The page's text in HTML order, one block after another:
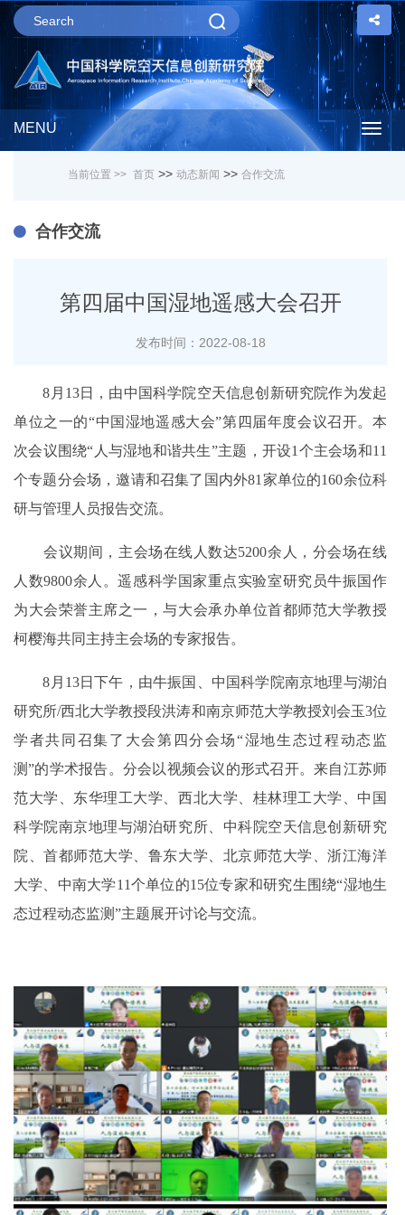
MENU
当前位置 >> 首页 >> 动态新闻 >> 合作交流
合作交流
第四届中国湿地遥感大会召开
发布时间：2022-08-18
8月13日，由中国科学院空天信息创新研究院作为发起
单位之一的“中国湿地遥感大会”第四届年度会议召开。本
次会议围绕“人与湿地和谐共生”主题，开设1个主会场和11
个专题分会场，邀请和召集了国内外81家单位的160余位科
研与管理人员报告交流。
会议期间，主会场在线人数达5200余人，分会场在线
人数9800余人。遥感科学国家重点实验室研究员牛振国作
为大会荣誉主席之一，与大会承办单位首都师范大学教授
柯樱海共同主持主会场的专家报告。
8月13日下午，由牛振国、中国科学院南京地理与湖泊
研究所/西北大学教授段洪涛和南京师范大学教授刘会玉3位
学者共同召集了大会第四分会场“湿地生态过程动态监
测”的学术报告。分会以视频会议的形式召开。来自江苏师
范大学、东华理工大学、西北大学、桂林理工大学、中国
科学院南京地理与湖泊研究所、中科院空天信息创新研究
院、首都师范大学、鲁东大学、北京师范大学、浙江海洋
大学、中南大学11个单位的15位专家和研究生围绕“湿地生
态过程动态监测”主题展开讨论与交流。